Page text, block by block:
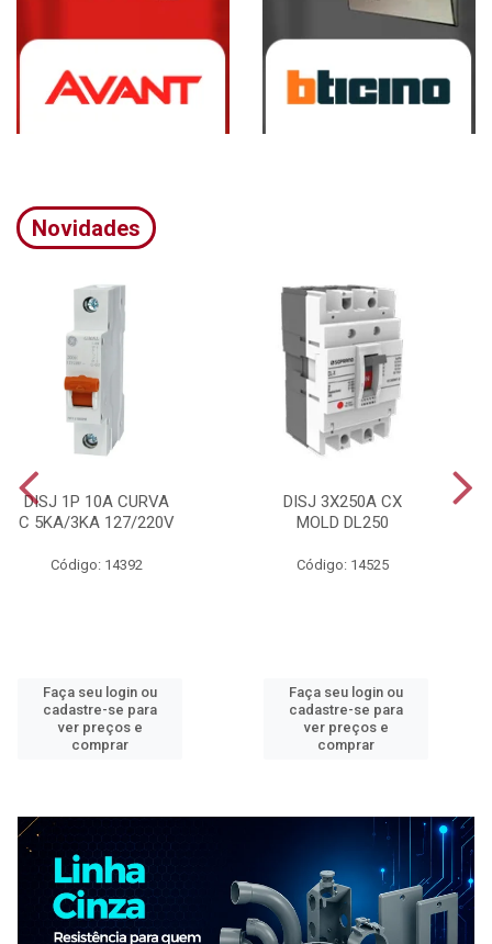
Novidades
DISJ 1P 10A CURVA
C 5KA/3KA 127/220V
Código: 14392
Faça seu login ou
cadastre-se para
ver preços e
comprar
DISJ 3X250A CX
MOLD DL250
Código: 14525
Faça seu login ou
cadastre-se para
ver preços e
comprar